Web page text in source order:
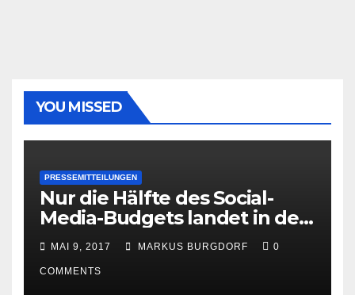
YOU MISSED
PRESSEMITTEILUNGEN
Nur die Hälfte des Social-
Media-Budgets landet in der
PRMAI 9, 2017 MARKUS BURGDORF 0
COMMENTS